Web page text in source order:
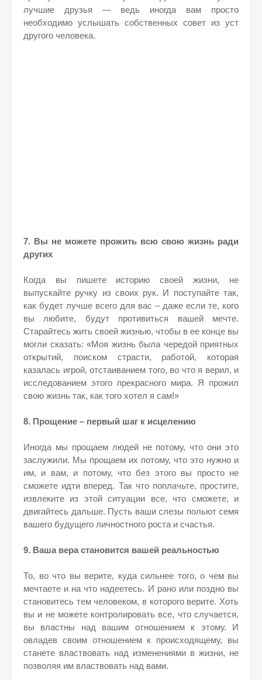
лучшие друзья — ведь иногда вам просто
необходимо услышать собственных совет из уст
другого человека.
7. Вы не можете прожить всю свою жизнь ради
других
Когда вы пишете историю своей жизни, не
выпускайте ручку из своих рук. И поступайте так,
как будет лучше всего для вас – даже если те, кого
вы любите, будут противиться вашей мечте.
Старайтесь жить своей жизнью, чтобы в ее конце вы
могли сказать: «Моя жизнь была чередой приятных
открытий, поиском страсти, работой, которая
казалась игрой, отстаиванием того, во что я верил, и
исследованием этого прекрасного мира. Я прожил
свою жизнь так, как того хотел я сам!»
8. Прощение – первый шаг к исцелению
Иногда мы прощаем людей не потому, что они это
заслужили. Мы прощаем их потому, что это нужно и
им, и вам, и потому, что без этого вы просто не
сможете идти вперед. Так что поплачьте, простите,
извлеките из этой ситуации все, что сможете, и
двигайтесь дальше. Пусть ваши слезы польют семя
вашего будущего личностного роста и счастья.
9. Ваша вера становится вашей реальностью
То, во что вы верите, куда сильнее того, о чем вы
мечтаете и на что надеетесь. И рано или поздно вы
становитесь тем человеком, в которого верите. Хоть
вы и не можете контролировать все, что случается,
вы властны над вашим отношением к этому. И
овладев своим отношением к происходящему, вы
станете властвовать над изменениями в жизни, не
позволяя им властвовать над вами.